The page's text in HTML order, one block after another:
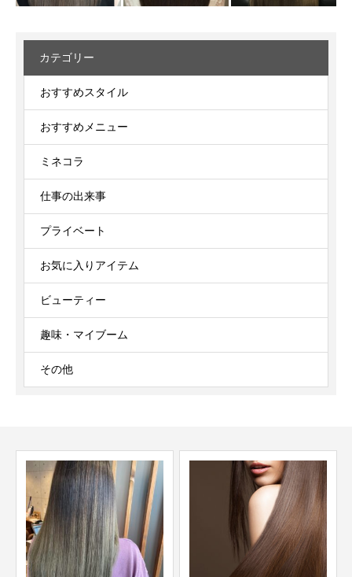
カテゴリー
おすすめスタイル
おすすめメニュー
ミネコラ
仕事の出来事
プライベート
お気に入りアイテム
ビューティー
趣味・マイブーム
その他